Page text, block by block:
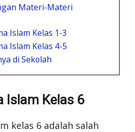
Materi-Materi
Islam Kelas 1-3
Islam Kelas 4-5
di Sekolah
Islam Kelas 6
kelas 6 adalah salah